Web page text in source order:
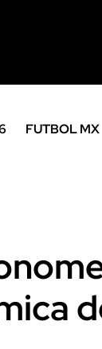
FUTBOL MX